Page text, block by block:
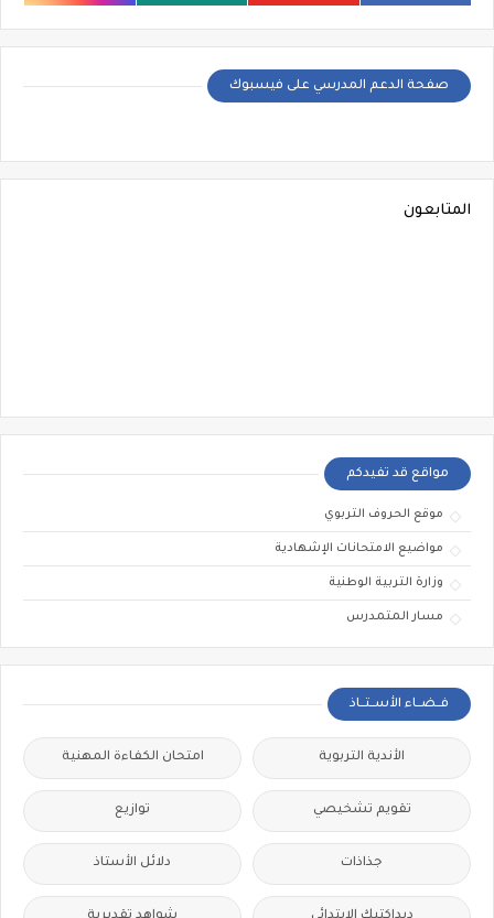
صفحة الدعم المدرسي على فيسبوك
المتابعون
مواقع قد تفيدكم
موقع الحروف التربوي
مواضيع الامتحانات الإشهادية
وزارة التربية الوطنية
مسار المتمدرس
فــضــاء الأســتــاذ
الأندية التربوية امتحان الكفاءة المهنية
تقويم تشخيصي توازيع
جذاذات دلائل الأستاذ